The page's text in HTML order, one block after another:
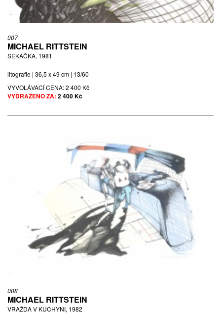
007
MICHAEL RITTSTEIN
SEKAČKA, 1981
litografie | 36,5 x 49 cm | 13/60
VYVOLÁVACÍ CENA:2 400 Kč
VYDRAŽENO ZA: 2 400 Kč
008
MICHAEL RITTSTEIN
VRAŽDA V KUCHYNI, 1982